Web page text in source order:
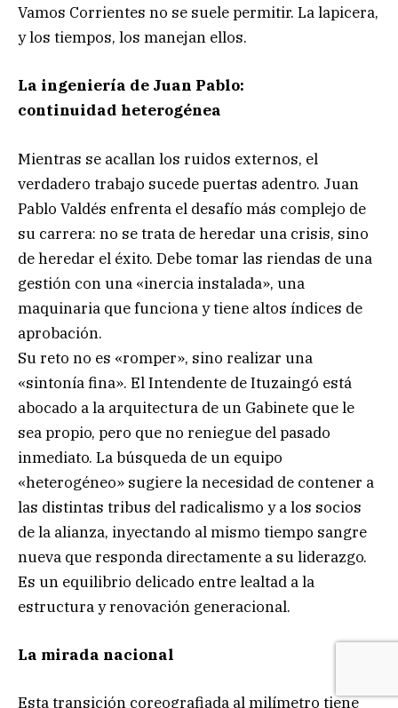
Vamos Corrientes no se suele permitir. La lapicera,
y los tiempos, los manejan ellos.
La ingeniería de Juan Pablo:
continuidad heterogénea
Mientras se acallan los ruidos externos, el
verdadero trabajo sucede puertas adentro. Juan
Pablo Valdés enfrenta el desafío más complejo de
su carrera: no se trata de heredar una crisis, sino
de heredar el éxito. Debe tomar las riendas de una
gestión con una «inercia instalada», una
maquinaria que funciona y tiene altos índices de
aprobación.
Su reto no es «romper», sino realizar una
«sintonía fina». El Intendente de Ituzaingó está
abocado a la arquitectura de un Gabinete que le
sea propio, pero que no reniegue del pasado
inmediato. La búsqueda de un equipo
«heterogéneo» sugiere la necesidad de contener a
las distintas tribus del radicalismo y a los socios
de la alianza, inyectando al mismo tiempo sangre
nueva que responda directamente a su liderazgo.
Es un equilibrio delicado entre lealtad a la
estructura y renovación generacional.
La mirada nacional
Esta transición coreografiada al milímetro tiene